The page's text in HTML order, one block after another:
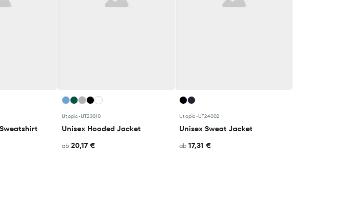
Utopic •UT23010
Unisex Hooded Jacket
ab 20,17 €
Utopic •UT24002
Unisex Sweat Jacket
ab 17,31 €